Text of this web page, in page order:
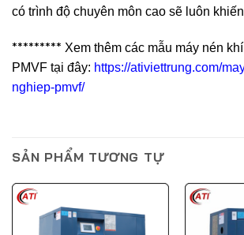
có trình độ chuyên môn cao sẽ luôn
********* Xem thêm các mẫu máy nén
PMVF tại đây: https://ativiettrung.com/
nghiep-pmvf/
SẢN PHẨM TƯƠNG TỰ